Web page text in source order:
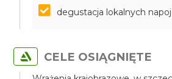
degustacja lokalnych
CELE OSIĄGNIĘTE